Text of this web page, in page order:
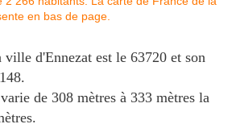
ville d'Ennezat est le 63720 et son
de 308 mètres à 333 mètres la